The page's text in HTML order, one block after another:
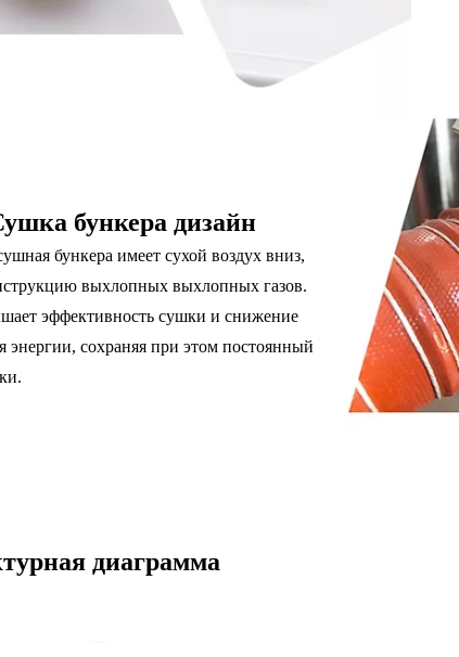
бункера дизайн
бункера имеет сухой воздух вниз,
выхлопных выхлопных газов.
эффективность сушки и снижение
энергии, сохраняя при этом постоянный
диаграмма